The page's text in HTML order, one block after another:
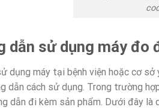
dẫn sử dụng máy đo
dụng máy tại bệnh viện hoặc cơ
dẫn cách sử dụng. Trong trường
dẫn đi kèm sản phẩm. Dưới đây